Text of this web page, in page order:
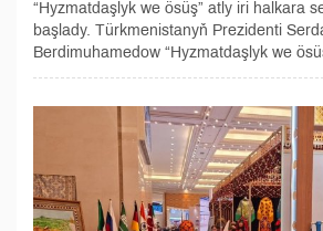
“Hyzmatdaşlyk we ösüş” atly iri halkara
başlady. Türkmenistanyň Prezidenti
Berdimuhamedow “Hyzmatdaşlyk we